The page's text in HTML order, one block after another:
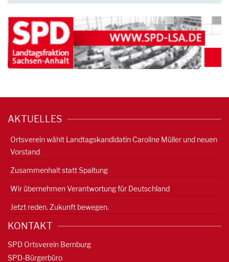
AKTUELLES
Ortsverein wählt Landtagskandidatin Caroline Müller und neuen
Vorstand
Zusammenhalt statt Spaltung
Wir übernehmen Verantwortung für Deutschland
Jetzt reden. Zukunft bewegen.
KONTAKT
SPD Ortsverein Bernburg
SPD-Bürgerbüro